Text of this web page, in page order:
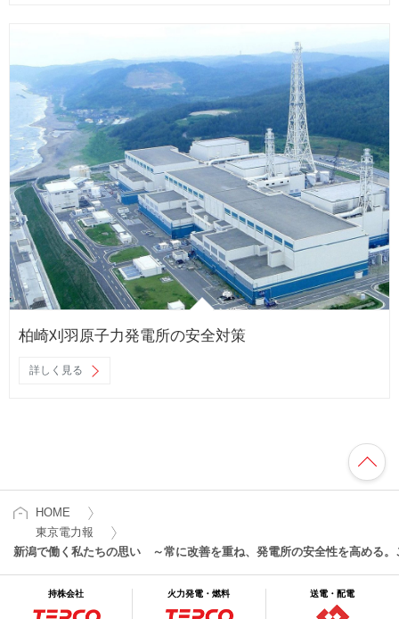
柏崎刈羽原子力発電所の安全対策
詳しく見る
HOME
東京電力報
新潟で働く私たちの思い ～常に改善を重ね、発電所の安全性を高める。
持株会社 火力発電・燃料 送電・配電